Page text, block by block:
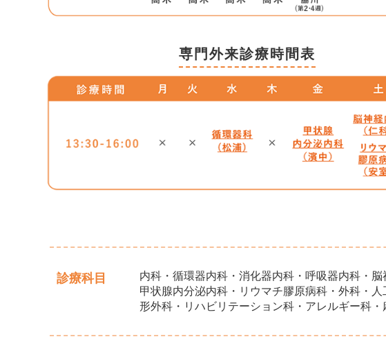
専門外来診療時間表
診療科目
内科・循環器内科・消化器内科・呼吸器内科・脳
甲状腺内分泌内科・リウマチ膠原病科・外科・人
形外科・リハビリテーション科・アレルギー科・